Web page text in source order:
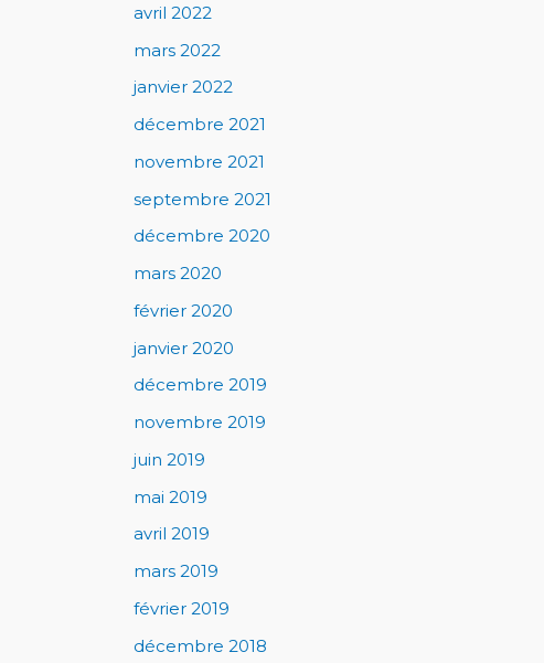
avril 2022
mars 2022
janvier 2022
décembre 2021
novembre 2021
septembre 2021
décembre 2020
mars 2020
février 2020
janvier 2020
décembre 2019
novembre 2019
juin 2019
mai 2019
avril 2019
mars 2019
février 2019
décembre 2018